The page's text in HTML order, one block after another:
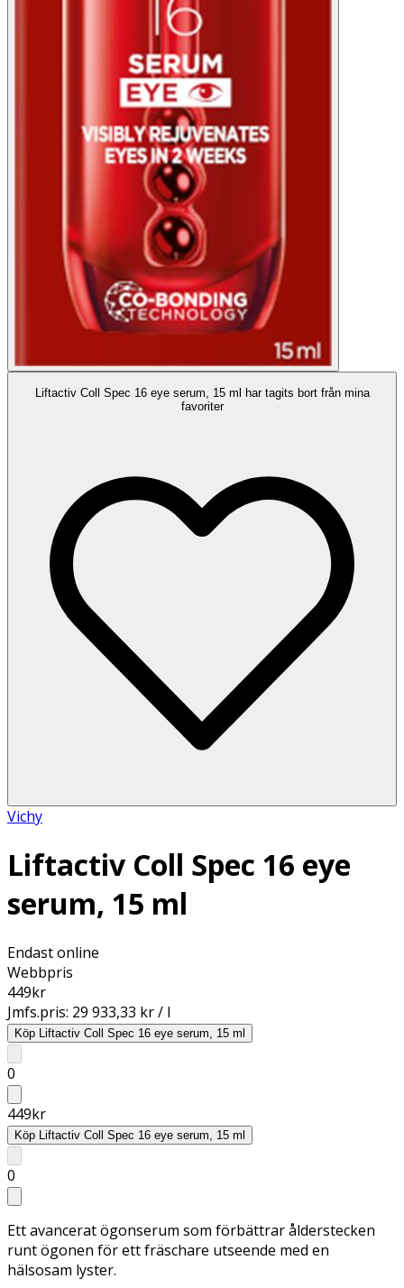
Liftactiv Coll Spec 16 eye serum, 15 ml har tagits bort från mina
favoriter
Vichy
Liftactiv Coll Spec 16 eye
serum, 15 ml
Endast online
Webbpris
449kr
Jmfs.pris: 29 933,33 kr / l
Köp Liftactiv Coll Spec 16 eye serum, 15 ml
0
449kr
Köp Liftactiv Coll Spec 16 eye serum, 15 ml
0
Ett avancerat ögonserum som förbättrar ålderstecken
runt ögonen för ett fräschare utseende med en
hälsosam lyster.